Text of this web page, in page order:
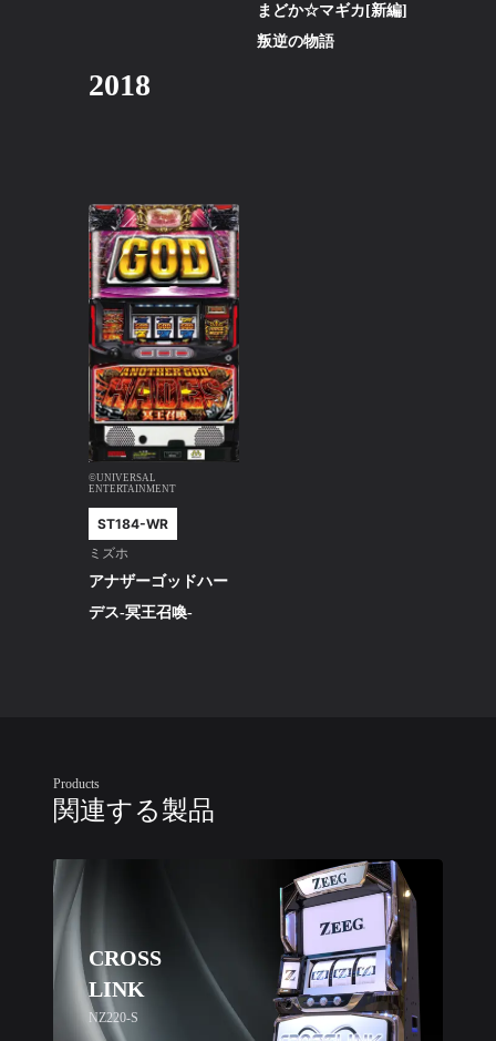
まどか☆マギカ[新編]
叛逆の物語
2018
©UNIVERSAL
ENTERTAINMENT
ST184-WR
ミズホ
アナザーゴッドハー
デス-冥王召喚-
Products
関連する製品
CROSS
LINK
NZ220-S